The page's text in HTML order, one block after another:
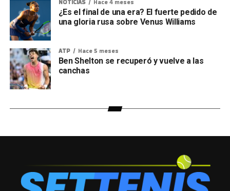
NOTICIAS Hace 4 meses
¿Es el final de una era? El fuerte pedido de
una gloria rusa sobre Venus Williams
ATP Hace 5 meses
Ben Shelton se recuperó y vuelve a las
canchas